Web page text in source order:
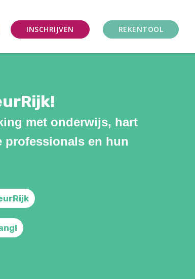
INSCHRIJVEN REKENTOOL
met onderwijs, hart
professionals en hun